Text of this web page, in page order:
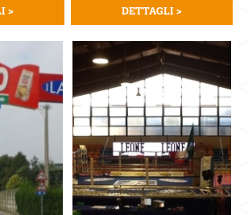
> DETTAGLI >